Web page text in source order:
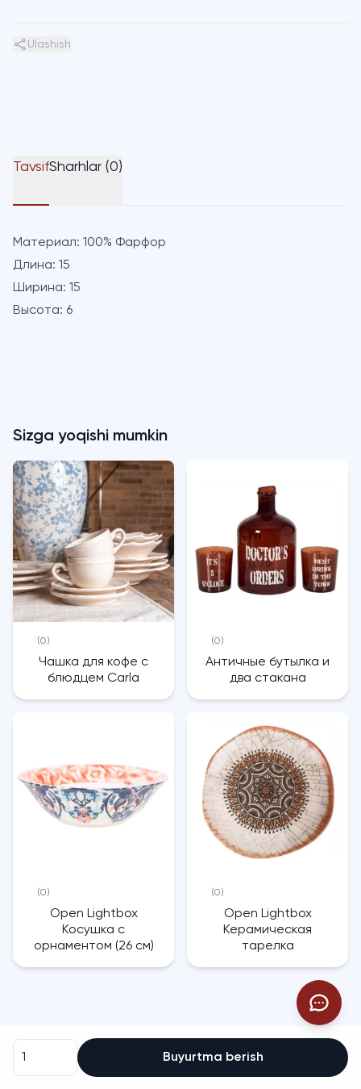
Buyurtma berish
Ulashish
TavsifSharhlar (0)
Материал: 100% Фарфор
Длина: 15
Ширина: 15
Высота: 6
Sizga yoqishi mumkin
(0)
Чашка для кофе с
блюдцем Carla
(0)
Античные бутылка и
два стакана
(0)
Open Lightbox
Косушка с
орнаментом (26 см)
(0)
Open Lightbox
Керамическая
тарелка